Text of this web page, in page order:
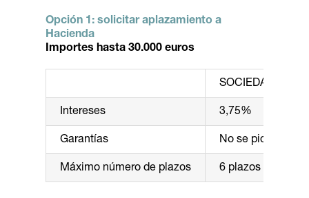
Opción 1: solicitar aplazamiento a
Hacienda
Importes hasta 30.000 euros
SOCIEDADES
Intereses 3,75%
Garantías No se piden
Máximo número de plazos 6 plazos